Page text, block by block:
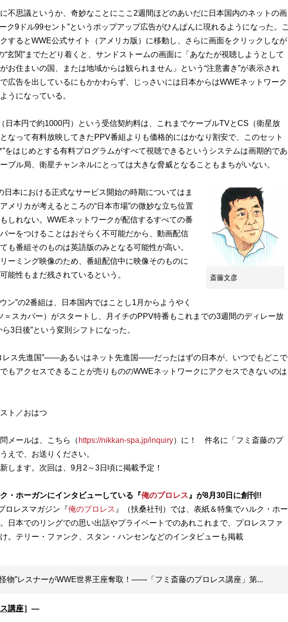
不思議というか、奇妙なことにここ2週間ほどのあいだに日本国内のネットの画
ク9ドル99セント”というポップアップ広告がひんぱんに現れるようになった。こ
するとWWE公式サイト（アメリカ版）に移動し、さらに画面をクリックしなが
“玄関”までたどり着くと、サンドストームの画面に「あなたが視聴しようとして
お住まいの国、または地域からは観られません」という“注意書き”が表示され
広告を出しているにもかかわらず、じっさいには日本からはWWEネットワーク
うになっている。
本円で約1000円）という受信契約料は、これまでケーブルTVとCS（衛星放
なって有料放映してきたPPV番組よりも価格的にはかなり割安で、このセット
”をはじめとする有料プログラムがすべて視聴できるというシステムは画期的であ
ブル局、衛星チャンネルにとっては大きな脅威となることもまちがいない。
斎藤文彦
本における正式なサービス開始の時期についてはま
メリカが考えるところの“日本市場”の微妙な立ち位置
しれない。WWEネットワークが配信するすべての番
ーをつけることはおそらく不可能だから、動画配信
も番組そのものは英語版のみとなる可能性が高い。
ーミング映像のため、番組配信中に映像そのものに
能性もまだ残されているという。
ン”の2番組は、日本国内ではことし1月からようやく
＝スカパー）がスタートし、月イチのPPV特番もこれまでの3週間のディレー放
3日後”という変則シフトになった。
レス先進国”――あるいはネット先進国――だったはずの日本が、いつでもどこで
もアクセスできることが売りもののWWEネットワークにアクセスできないのは
ト／おはつ
メールは、こちら（ https://nikkan-spa.jp/inquiry）に！ 件名に「フミ斎藤のプ
えで、お送りください。
します。次回は、9月2～3日頃に掲載予定！
・ホーガンにインタビューしている『俺のプロレス 』が8月30日に創刊!!
ロレスマガジン『俺のプロレス 』（扶桑社刊）では、表紙＆特集でハルク・ホー
日本でのリングでの思い出話やプライベートでのあれこれまで、プロレスファ
ン胸アツな内容をお届け。テリー・ファンク、スタン・ハンセンなどのインタビューも掲載
物”レスナーがWWE世界王座奪取！――「フミ斎藤のプロレス講座」第...
講座］―